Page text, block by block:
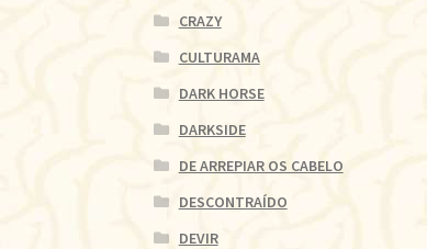
CRAZY
CULTURAMA
DARK HORSE
DARKSIDE
DE ARREPIAR OS CABELO
DESCONTRAÍDO
DEVIR